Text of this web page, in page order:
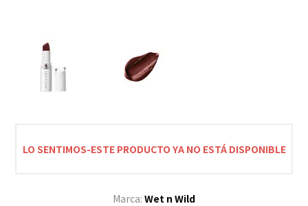
LO SENTIMOS-ESTE PRODUCTO YA NO ESTÁ DISPONIBLE
Marca: Wet n Wild